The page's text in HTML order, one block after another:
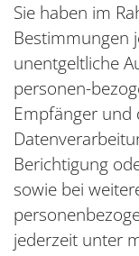
Sie haben im
Bestimmungen
unentgeltliche
personen-
Empfänger und
Berichtigung
sowie bei
jederzeit unter